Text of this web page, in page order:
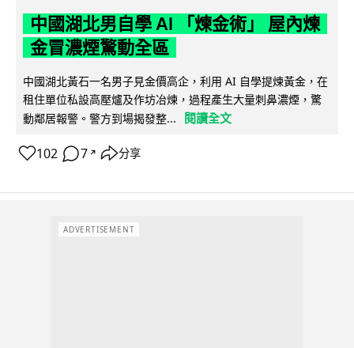
中國湖北男自學 AI 「煉金術」 屋內煉
金冒濃煙驚動全區
中國湖北黃石一名男子見金價高企，利用 AI 自學提煉黃金，在
租住單位私設高壓爐及作坊冶煉，過程產生大量刺鼻濃煙，驚
動鄰居報警。警方到場揭發整...
閱讀全文
102 7 ↗ 分享
ADVERTISEMENT